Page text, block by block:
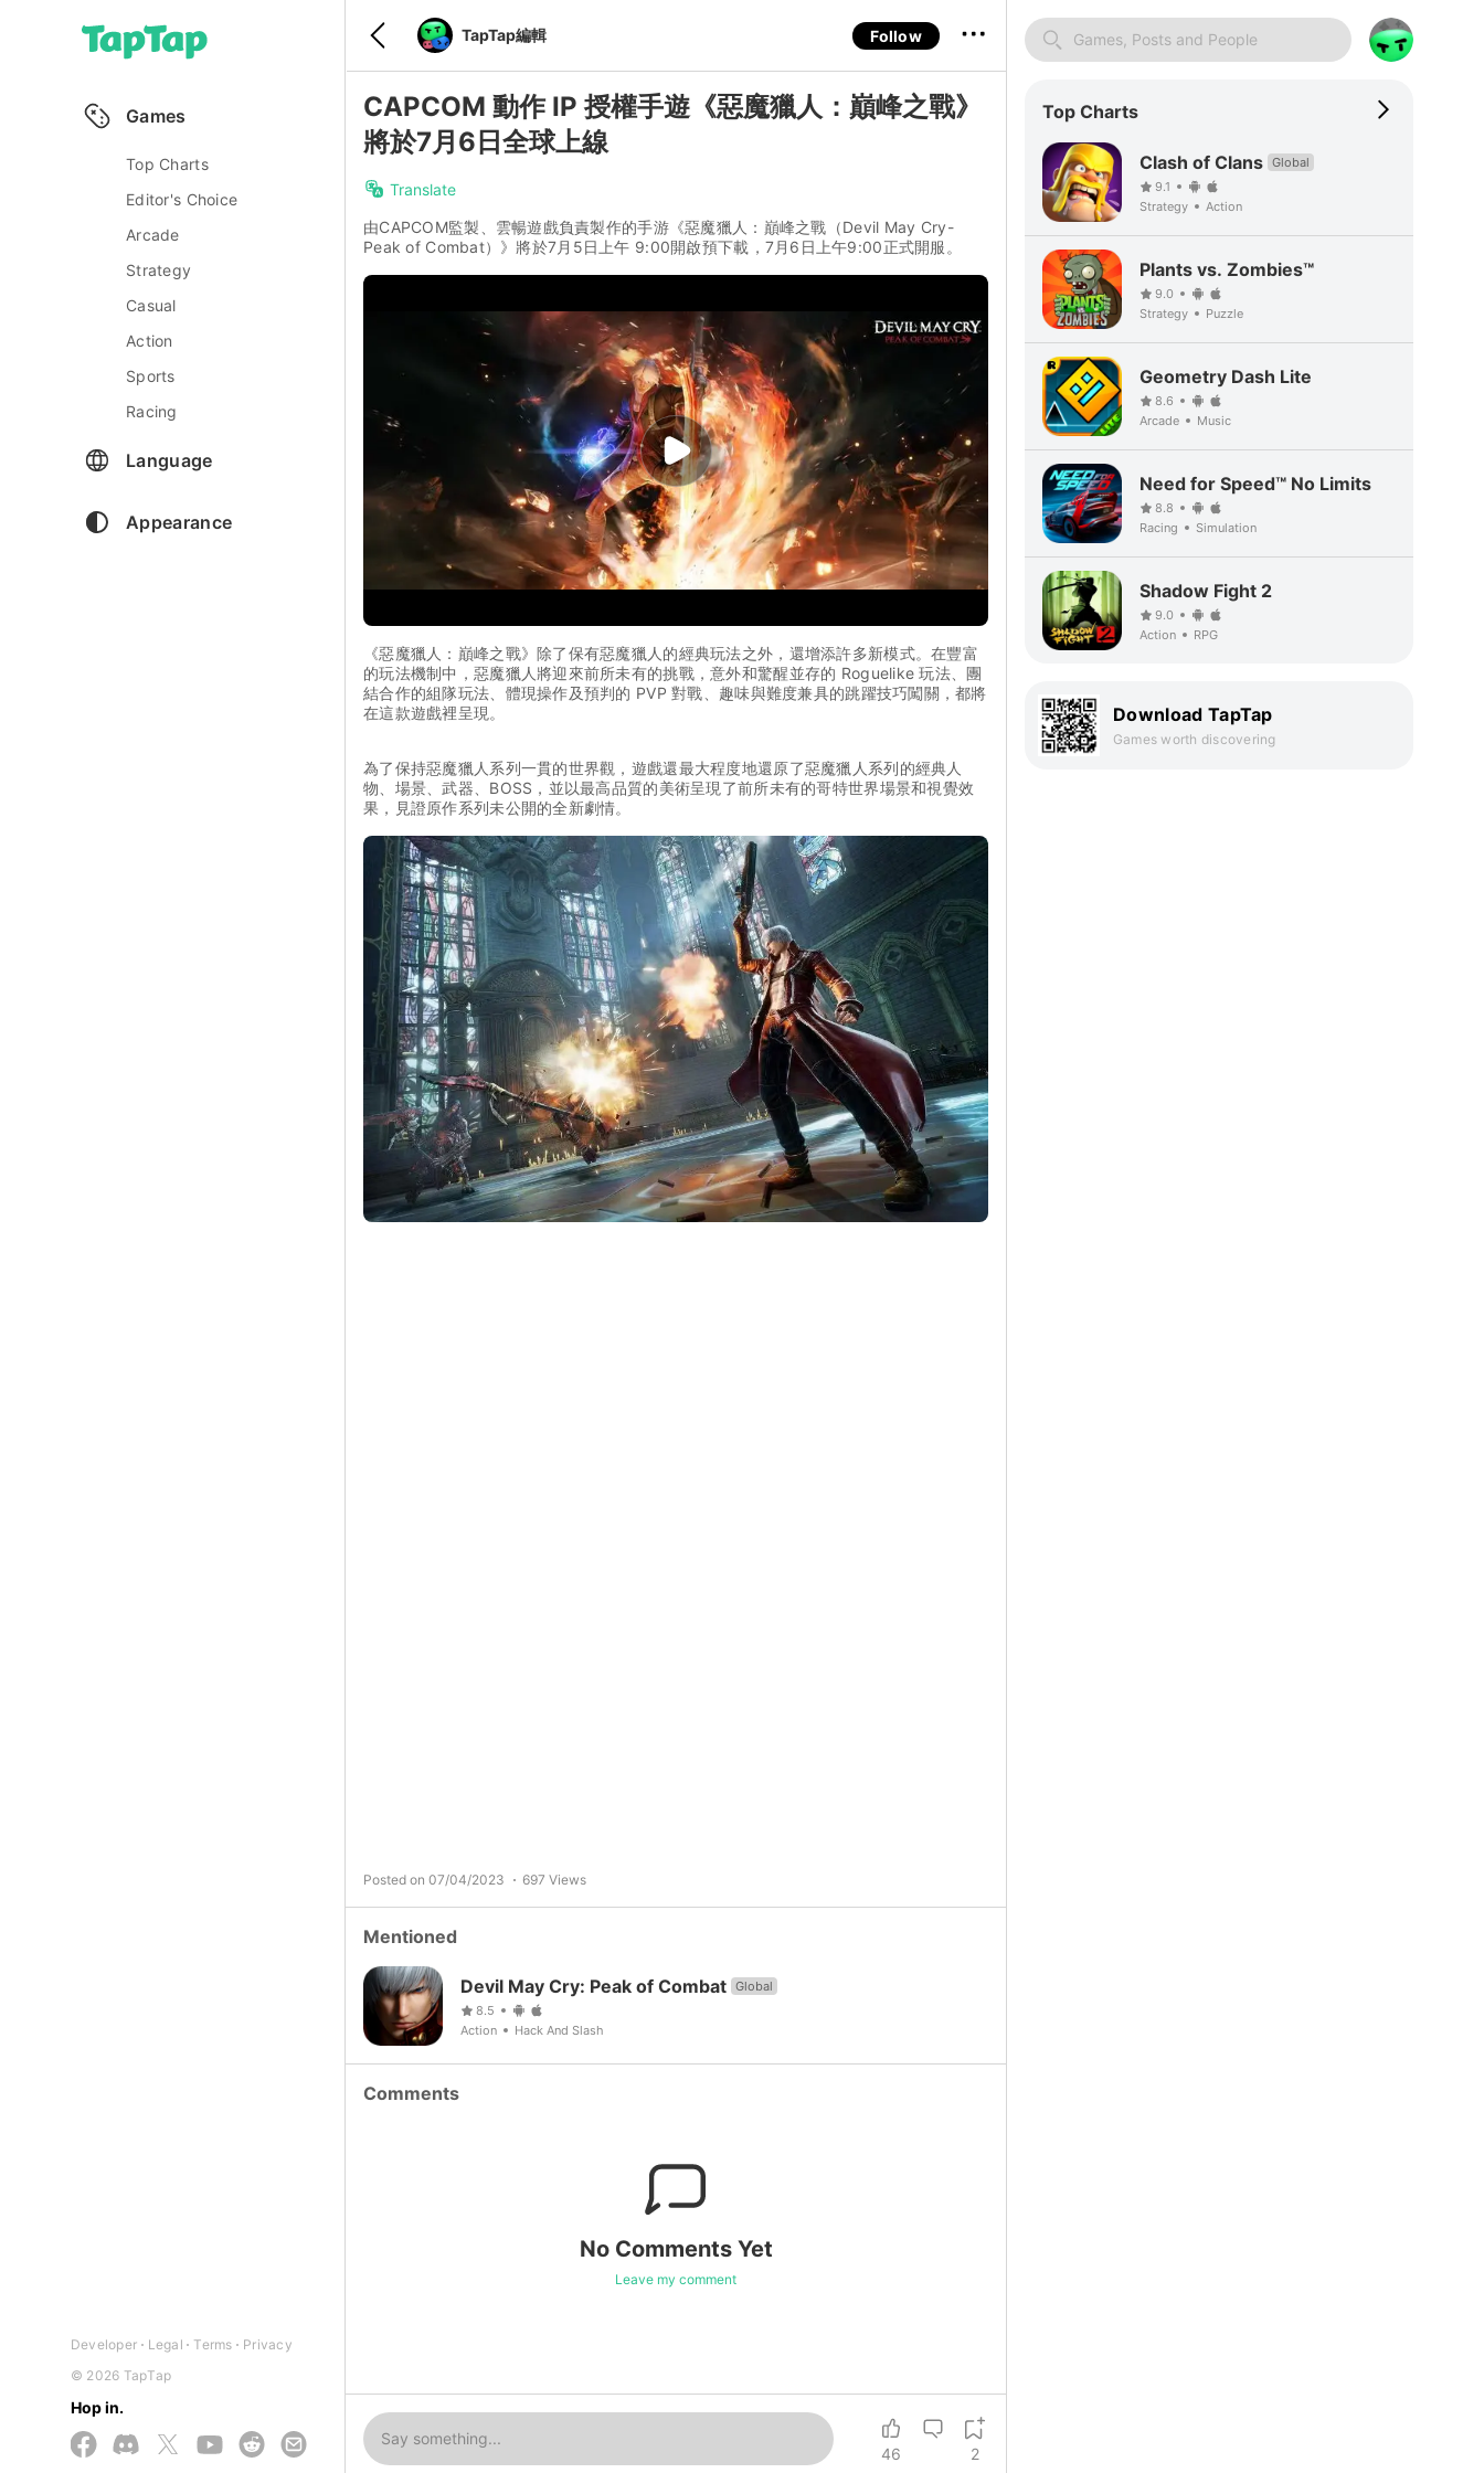
Games
Top Charts
Editor's Choice
Arcade
Strategy
Casual
Action
Sports
Racing
Language
Appearance
Developer Legal Terms
Privacy
© 2026 TapTap
Hop in.
TapTap編輯 Follow
CAPCOM 動作 IP 授權手遊《惡魔獵人：巔峰之戰》
將於7月6日全球上線
Translate
由CAPCOM監製、雲暢遊戲負責製作的手游《惡魔獵人：巔峰之戰（Devil May Cry-
Peak of Combat）》將於7月5日上午 9:00開啟預下載，7月6日上午9:00正式開服。
《惡魔獵人：巔峰之戰》除了保有惡魔獵人的經典玩法之外，還增添許多新模式。在豐富
的玩法機制中，惡魔獵人將迎來前所未有的挑戰，意外和驚醒並存的 Roguelike 玩法、團
結合作的組隊玩法、體現操作及預判的 PVP 對戰、趣味與難度兼具的跳躍技巧闖關，都將
在這款遊戲裡呈現。
為了保持惡魔獵人系列一貫的世界觀，遊戲還最大程度地還原了惡魔獵人系列的經典人
物、場景、武器、BOSS，並以最高品質的美術呈現了前所未有的哥特世界場景和視覺效
果，見證原作系列未公開的全新劇情。
Posted on 07/04/2023 697 Views
Mentioned
Devil May Cry: Peak of Combat Global
8.5
Action
Hack And Slash
Comments
No Comments Yet
Leave my comment
Say something...
46 2
Games, Posts and People
Top Charts
Clash of Clans Global
9.1
Strategy
Action
Plants vs. Zombies™
9.0
Strategy
Puzzle
Geometry Dash Lite
8.6
Arcade
Music
Need for Speed™ No Limits
8.8
Racing
Simulation
Shadow Fight 2
9.0
Action
RPG
Download TapTap
Games worth discovering